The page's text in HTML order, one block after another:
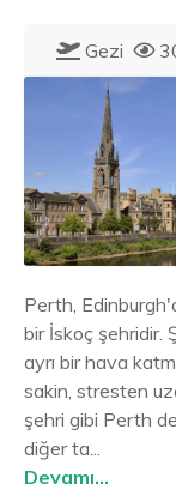
Gezi
Perth,
bir İskoç şehridir.
ayrı bir hava
sakin, stresten
şehri gibi Perth
diğer ta...
Devamı...